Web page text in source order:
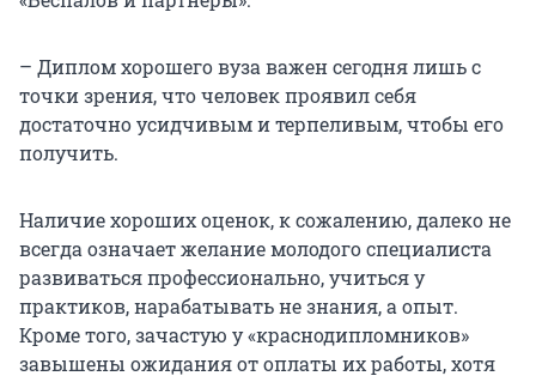
– Диплом хорошего вуза важен сегодня лишь с
точки зрения, что человек проявил себя
достаточно усидчивым и терпеливым, чтобы его
получить.
Наличие хороших оценок, к сожалению, далеко не
всегда означает желание молодого специалиста
развиваться профессионально, учиться у
практиков, нарабатывать не знания, а опыт.
Кроме того, зачастую у «краснодипломников»
завышены ожидания от оплаты их работы, хотя